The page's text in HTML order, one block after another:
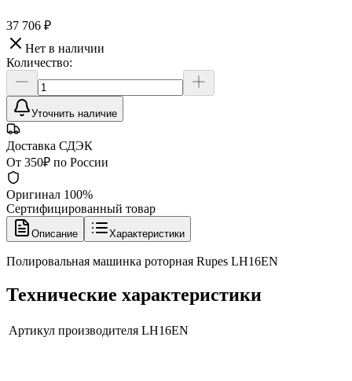
37 706 ₽
Нет в наличии
Количество:
Уточнить наличие
Доставка СДЭК
От 350₽ по России
Оригинал 100%
Сертифицированный товар
Описание Характеристики
Полировальная машинка роторная Rupes LH16EN
Технические характеристики
Артикул производителя LH16EN